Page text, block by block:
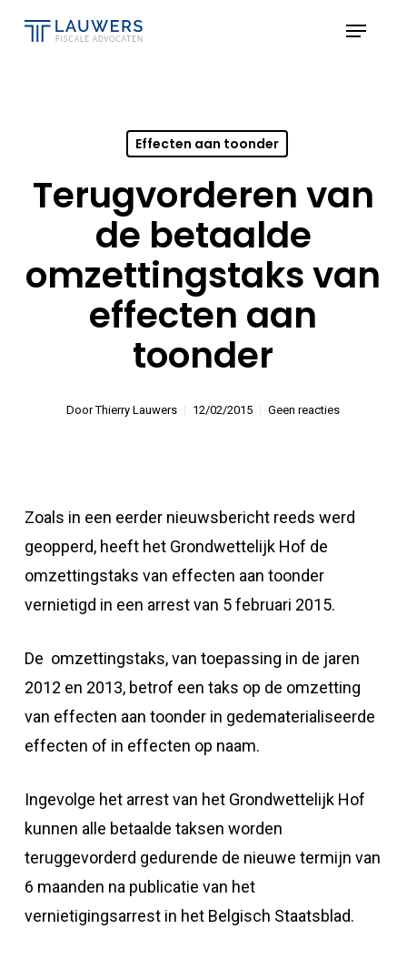
Menu
Effecten aan toonder
Terugvorderen van
de betaalde
omzettingstaks van
effecten aan
toonder
Door Thierry Lauwers 12/02/2015 Geen reacties
Zoals in een eerder nieuwsbericht reeds werd
geopperd, heeft het Grondwettelijk Hof de
omzettingstaks van effecten aan toonder
vernietigd in een arrest van 5 februari 2015.
De omzettingstaks, van toepassing in de jaren
2012 en 2013, betrof een taks op de omzetting
van effecten aan toonder in gedematerialiseerde
effecten of in effecten op naam.
Ingevolge het arrest van het Grondwettelijk Hof
kunnen alle betaalde taksen worden
teruggevorderd gedurende de nieuwe termijn van
6 maanden na publicatie van het
vernietigingsarrest in het Belgisch Staatsblad.